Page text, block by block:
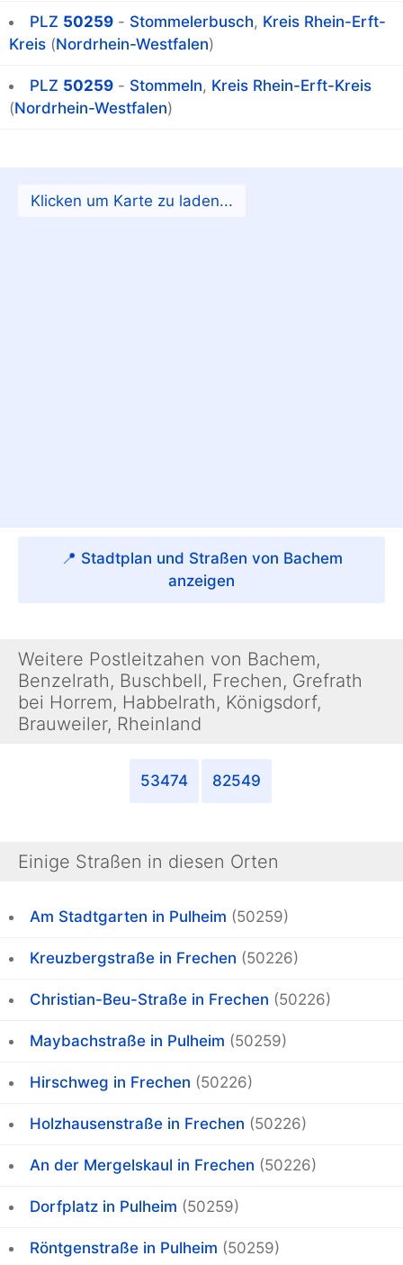
PLZ 50259 - Stommelerbusch, Kreis Rhein-Erft-
Kreis (Nordrhein-Westfalen)
PLZ 50259 - Stommeln, Kreis Rhein-Erft-Kreis
(Nordrhein-Westfalen)
📍 Stadtplan und Straßen von Bachem
anzeigen
Weitere Postleitzahen von Bachem,
Benzelrath, Buschbell, Frechen, Grefrath
bei Horrem, Habbelrath, Königsdorf,
Brauweiler, Rheinland
53474 82549
Einige Straßen in diesen Orten
Am Stadtgarten in Pulheim (50259)
Kreuzbergstraße in Frechen (50226)
Christian-Beu-Straße in Frechen (50226)
Maybachstraße in Pulheim (50259)
Hirschweg in Frechen (50226)
Holzhausenstraße in Frechen (50226)
An der Mergelskaul in Frechen (50226)
Dorfplatz in Pulheim (50259)
Röntgenstraße in Pulheim (50259)